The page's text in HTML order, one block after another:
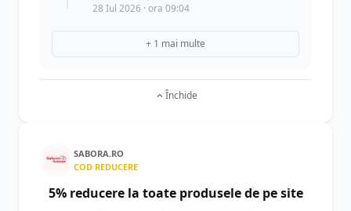
28 Iul 2026 · ora 09:04
+ 1 mai multe
Închide
SABORA.RO
COD REDUCERE
5% reducere la toate produsele de pe site